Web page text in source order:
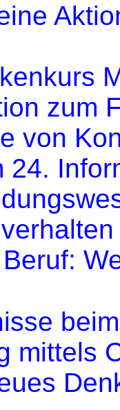
zum
von
24.
mittels